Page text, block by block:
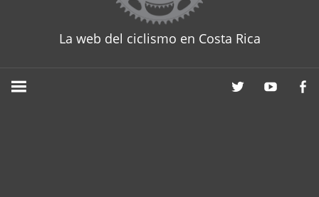
La web del ciclismo en Costa Rica